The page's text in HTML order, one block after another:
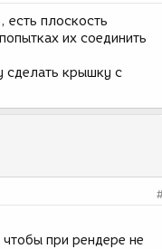
есть плоскость
их соединить
сделать крышку с
чтобы при рендере не